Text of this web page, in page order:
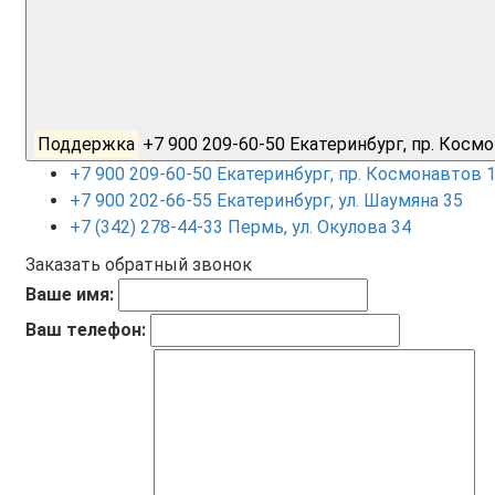
Поддержка +7 900 209-60-50 Екатеринбург, пр.
+7 900 209-60-50 Екатеринбург, пр. Космонавтов
+7 900 202-66-55 Екатеринбург, ул. Шаумяна 35
+7 (342) 278-44-33 Пермь, ул. Окулова 34
Заказать обратный звонок
Ваше имя:
Ваш телефон: